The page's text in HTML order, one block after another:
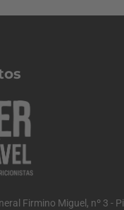
Firmino Miguel, nº 3 -